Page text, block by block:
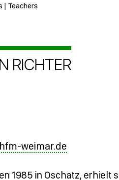
| Teachers
RICHTER
weimar.de
1985 in Oschatz, erhielt